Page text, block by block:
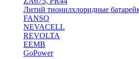
Литий тионилхлоридные
FANSO
NEVACELL
REVOLTA
EEMB
GoPower